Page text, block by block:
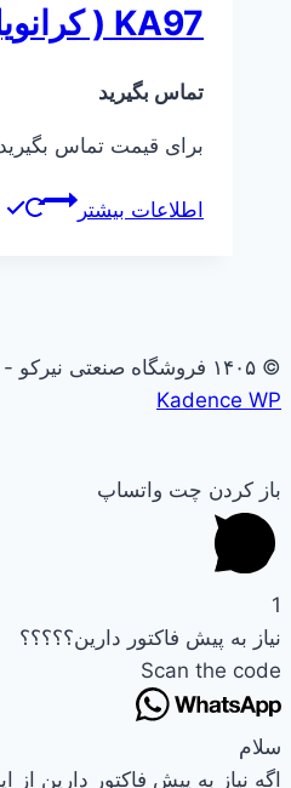
KA97 ( کرانویل پینیون )
تماس بگیرید
برای قیمت تماس
اطلاعات بیشتر
© ۱۴۰۵ فروشگاه صنعتی نیرکو - قالب وردپرس توسط
Kadence WP
باز کردن چت واتساپ
1
نیاز به پیش فاکتور دارین؟؟؟؟؟
Scan the code
سلام
اگه نیاز به پیش فاکتور دارین از